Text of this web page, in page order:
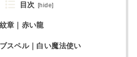
目次 [hide]
章｜赤い龍
スペル｜白い魔法使い